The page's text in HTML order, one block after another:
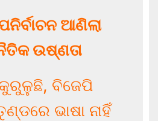
ଆଣିଲା
ଉଷ୍ଣତା
ବିଜେପି
ଭାଷା ନାହିଁ